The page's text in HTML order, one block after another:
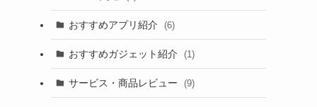
おすすめアプリ紹介 (6)
おすすめガジェット紹介 (1)
サービス・商品レビュー (9)